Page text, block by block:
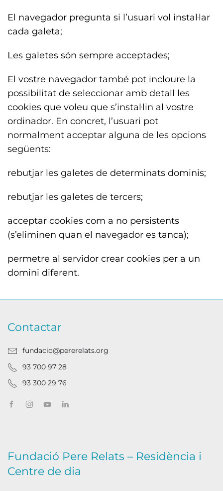
El navegador pregunta si l’usuari vol instal·lar
cada galeta;
Les galetes són sempre acceptades;
El vostre navegador també pot incloure la
possibilitat de seleccionar amb detall les
cookies que voleu que s’instal·lin al vostre
ordinador. En concret, l’usuari pot
normalment acceptar alguna de les opcions
següents:
rebutjar les galetes de determinats dominis;
rebutjar les galetes de tercers;
acceptar cookies com a no persistents
(s’eliminen quan el navegador es tanca);
permetre al servidor crear cookies per a un
domini diferent.
Contactar
fundacio@pererelats.org
93 700 97 28
93 300 29 76
Fundació Pere Relats – Residència i
Centre de dia